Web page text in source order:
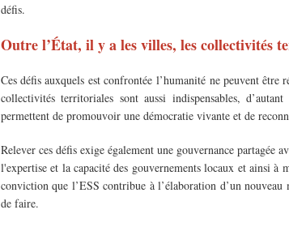
défis.
Outre l’État, il y a les villes, les collectivités
Ces défis auxquels est confrontée l’humanité ne peuvent
collectivités territoriales sont aussi indispensables,
permettent de promouvoir une démocratie vivante et de
Relever ces défis exige également une gouvernance partagée
l'expertise et la capacité des gouvernements locaux et ainsi à
conviction que l’ESS contribue à l’élaboration d’un
de faire.